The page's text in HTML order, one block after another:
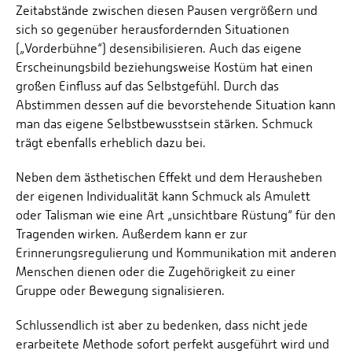
Zeitabstände zwischen diesen Pausen vergrößern und
sich so gegenüber herausfordernden Situationen
(„Vorderbühne“) desensibilisieren. Auch das eigene
Erscheinungsbild beziehungsweise Kostüm hat einen
großen Einfluss auf das Selbstgefühl. Durch das
Abstimmen dessen auf die bevorstehende Situation kann
man das eigene Selbstbewusstsein stärken. Schmuck
trägt ebenfalls erheblich dazu bei.
Neben dem ästhetischen Effekt und dem Herausheben
der eigenen Individualität kann Schmuck als Amulett
oder Talisman wie eine Art „unsichtbare Rüstung“ für den
Tragenden wirken. Außerdem kann er zur
Erinnerungsregulierung und Kommunikation mit anderen
Menschen dienen oder die Zugehörigkeit zu einer
Gruppe oder Bewegung signalisieren.
Schlussendlich ist aber zu bedenken, dass nicht jede
erarbeitete Methode sofort perfekt ausgeführt wird und